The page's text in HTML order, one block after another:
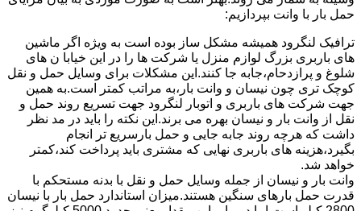
حمل بار با وانت بپردازیم:
ترافیک لنگرود همیشه مشکل ساز بوده است به ویژه اگر ماشین
های باربری بزرگ لوازم منزل یا شرکت ها را در این خیابا ن های
شلوغ و پرازدحام،جابه جا کنند.این مشکلات برای وسایل حمل و نقل
کوچک تری چون نیسان و وانت بار،به مراتب کمتر است.به همین
جهت شرکت های باربری و اتوبار لنگرود جهت تسریع روند حمل و
نقل از وانت بار و نیسان بهره می برند.این نکته را باید در مد نظر
داشت که هرچه روند جابه جایی و حمل بارسریع تر انجام
بگیرد،هزینه های باربری نهایی که مشتری باید پرداخت کند،کمتر
خواهد شد.
وانت بار و نیسان از جمله وسایل حمل و نقل با بدنه مستحکم با
قدرت حمل بارهای سنگین هستند.میزان استاندارد حمل بار با نیسان